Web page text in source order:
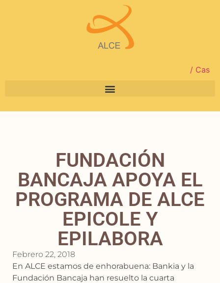
/ Cas
FUNDACIÓN
BANCAJA APOYA EL
PROGRAMA DE ALCE
EPICOLE Y
EPILABORA
Febrero 22, 2018
En ALCE estamos de enhorabuena: Bankia y la
Fundación Bancaja han resuelto la cuarta